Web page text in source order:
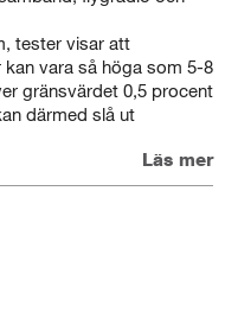
tester visar att
vara så höga som 5-8
gränsvärdet 0,5 procent
därmed slå ut
Läs mer